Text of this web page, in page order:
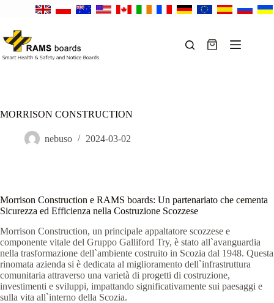
Carrello
MORRISON CONSTRUCTION
nebuso 2024-03-02
Morrison Construction e RAMS boards: Un partenariato che cementa
Sicurezza ed Efficienza nella Costruzione Scozzese
Morrison Construction, un principale appaltatore scozzese e
componente vitale del Gruppo Galliford Try, è stato all`avanguardia
nella trasformazione dell`ambiente costruito in Scozia dal 1948. Questa
rinomata azienda si è dedicata al miglioramento dell`infrastruttura
comunitaria attraverso una varietà di progetti di costruzione,
investimenti e sviluppi, impattando significativamente sui paesaggi e
sulla vita all`interno della Scozia.